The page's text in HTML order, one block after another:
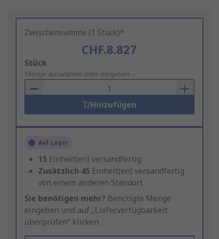
Zwischensumme (1 Stück)*
CHF.8.827
Add
to
Basket
Stück
Menge auswählen oder eingeben
Hinzufügen
Auf Lager
15 Einheit(en) versandfertig
Zusätzlich 45 Einheit(en) versandfertig
von einem anderen Standort
Sie benötigen mehr? Benötigte Menge
eingeben und auf „Lieferverfügbarkeit
überprüfen“ klicken.